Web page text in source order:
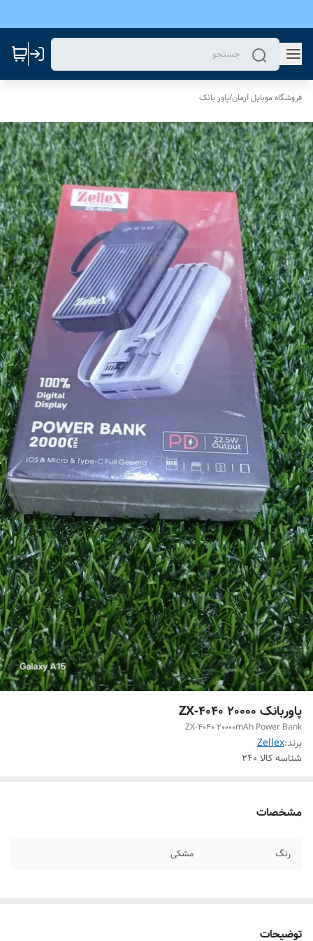
فروشگاه موبایل آرمان/پاور بانک
پاوربانک 20000 ZX-4040
ZX-4040 20000mAh Power Bank
برند:Zellex
شناسه کالا 240
مشخصات
رنگ مشکی
توضیحات